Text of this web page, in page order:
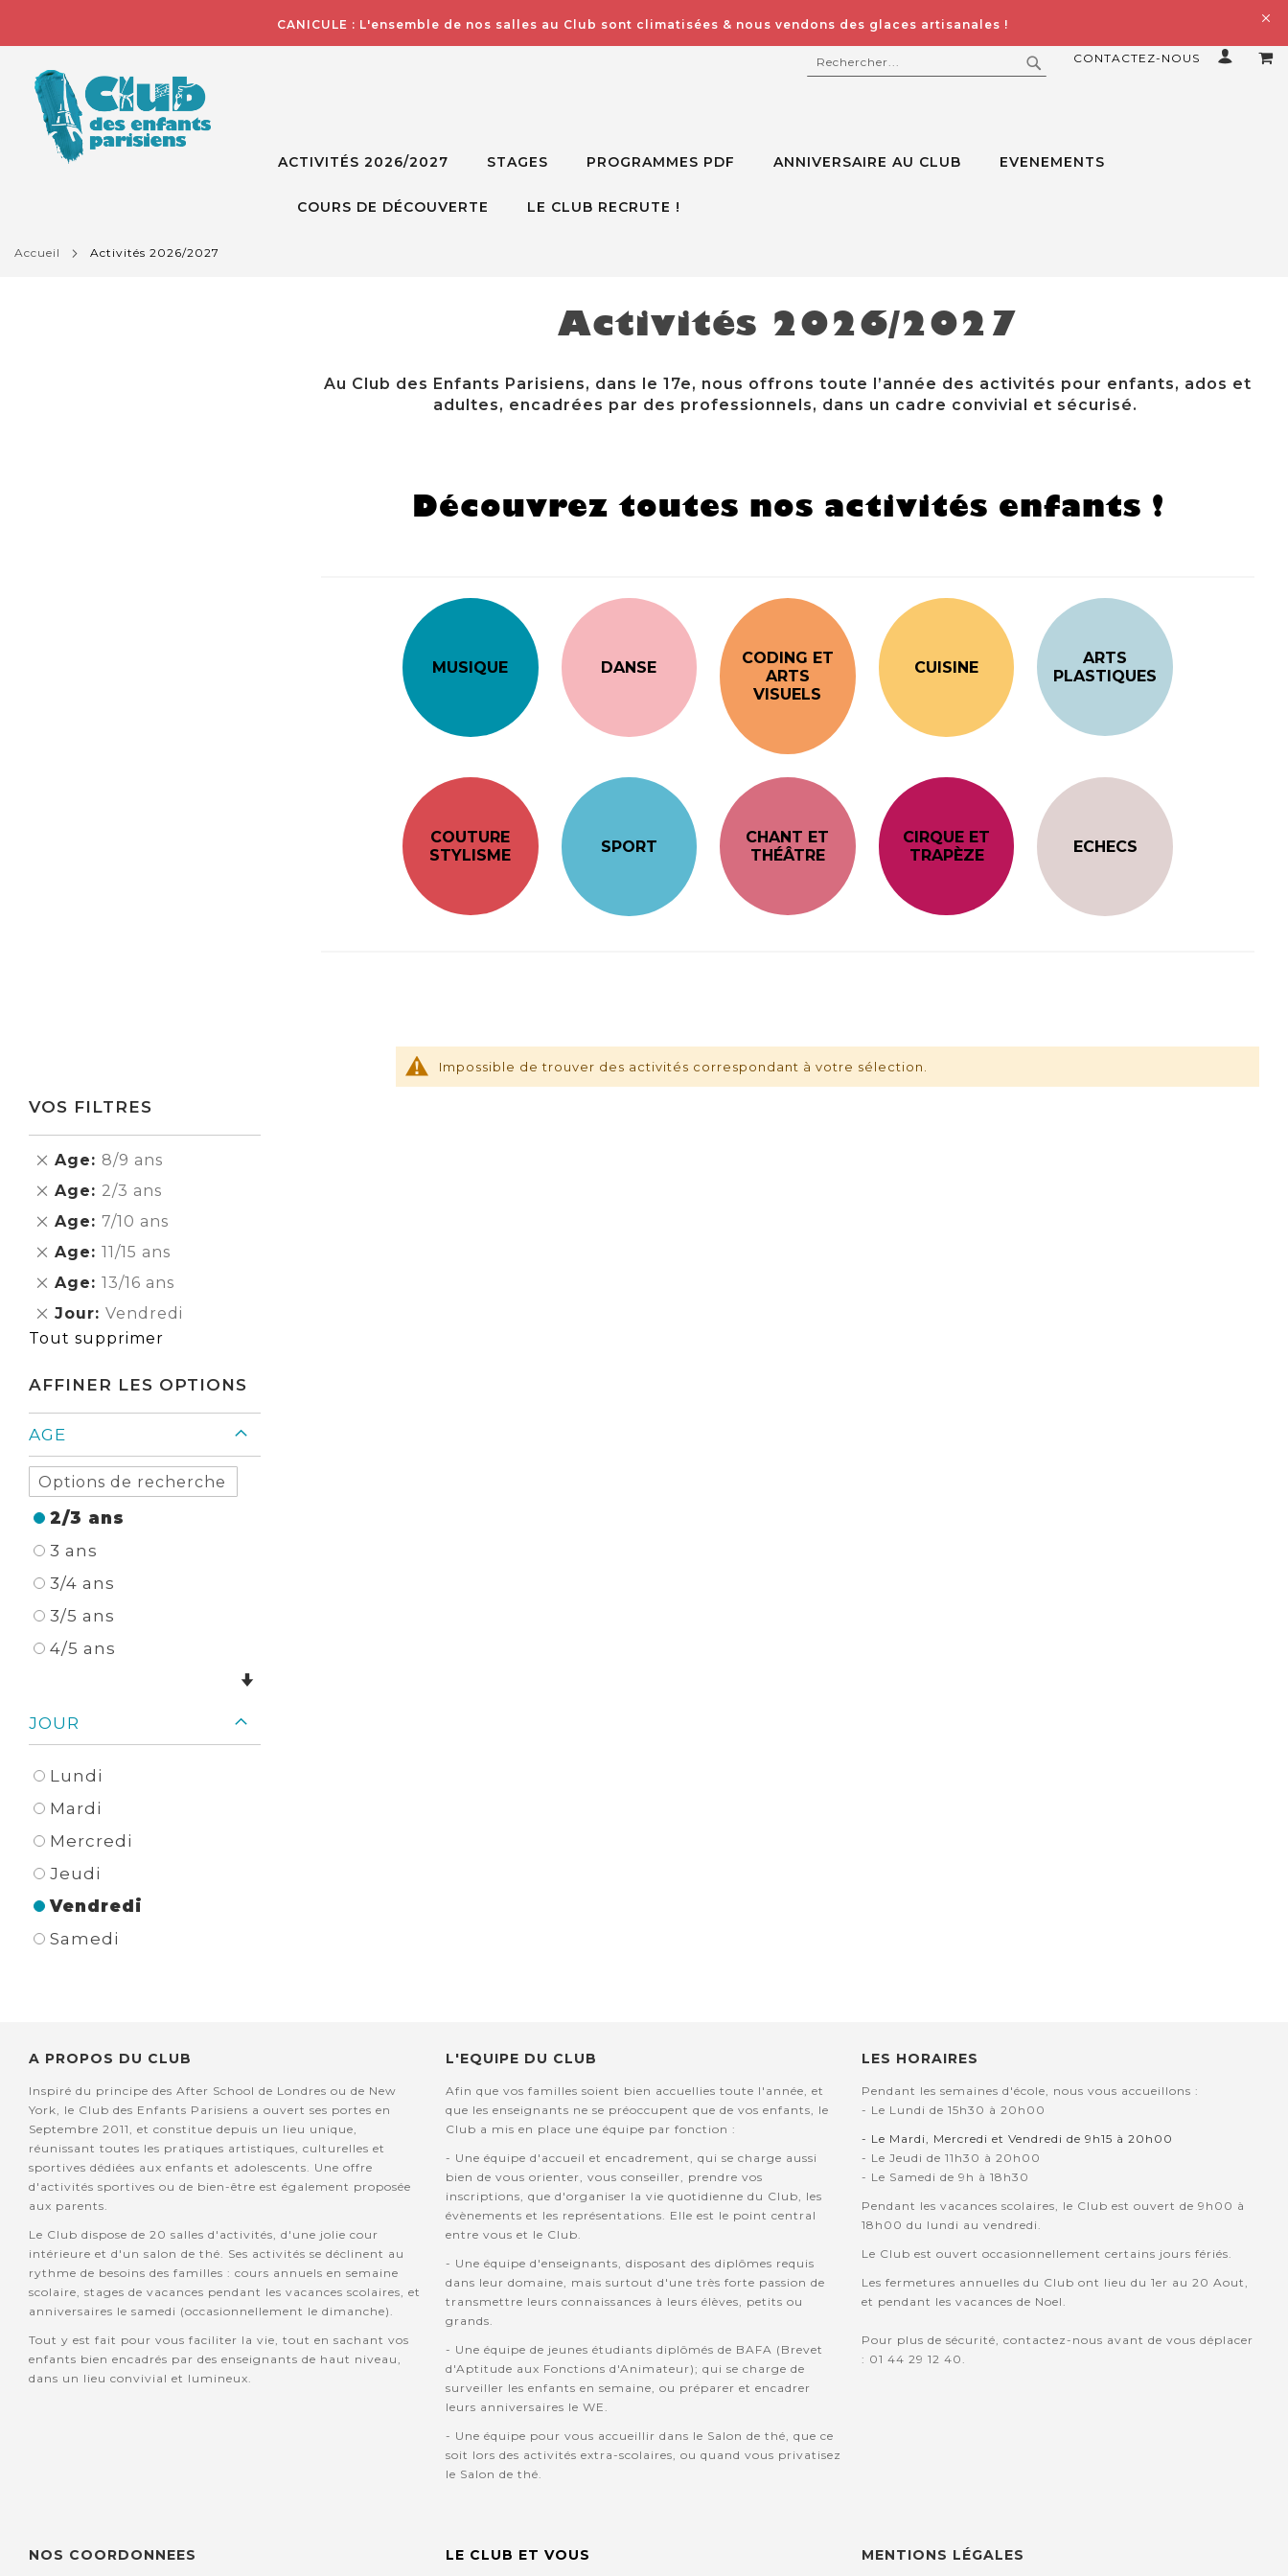
CANICULE : L'ensemble de nos salles au Club sont climatisées & nous vendons des glaces artisanales !
CONTACTEZ-NOUS
RECHERCHER
ACTIVITÉS 2026/2027 STAGES PROGRAMMES PDF ANNIVERSAIRE AU CLUB EVENEMENTS
COURS DE DÉCOUVERTE LE CLUB RECRUTE !
accueil activités 2026/2027
Activités 2026/2027
Au Club des Enfants Parisiens, dans le 17e, nous offrons toute l’année des activités pour enfants, ados et
adultes, encadrées par des professionnels, dans un cadre convivial et sécurisé.
Découvrez toutes nos activités enfants !
MUSIQUE DANSE
CODING ET
ARTS
VISUELS
CUISINE
ARTS
PLASTIQUES
COUTURE
STYLISME
SPORT
CHANT ET
THÉÂTRE
CIRQUE ET
TRAPÈZE
ECHECS
Impossible de trouver des activités correspondant à votre sélection.
VOS FILTRES
Age 8/9 ans
Supprimer
Élément
Age 2/3 ans
Supprimer
Élément
Age 7/10 ans
Supprimer
Élément
Age 11/15 ans
Supprimer
Élément
Age 13/16 ans
Supprimer
Élément
Jour Vendredi
Supprimer
cet
Tout supprimer
AFFINER LES OPTIONS
AGE
2/3 ans
3 ans
3/4 ans
3/5 ans
4/5 ans
JOUR
Lundi
Mardi
Mercredi
Jeudi
Vendredi
Samedi
A PROPOS DU CLUB
Inspiré du principe des After School de Londres ou de New
York, le Club des Enfants Parisiens a ouvert ses portes en
Septembre 2011, et constitue depuis un lieu unique,
réunissant toutes les pratiques artistiques, culturelles et
sportives dédiées aux enfants et adolescents. Une offre
d'activités sportives ou de bien-être est également proposée
aux parents.
Le Club dispose de 20 salles d'activités, d'une jolie cour
intérieure et d'un salon de thé. Ses activités se déclinent au
rythme de besoins des familles : cours annuels en semaine
scolaire, stages de vacances pendant les vacances scolaires, et
anniversaires le samedi (occasionnellement le dimanche).
Tout y est fait pour vous faciliter la vie, tout en sachant vos
enfants bien encadrés par des enseignants de haut niveau,
dans un lieu convivial et lumineux.
L'EQUIPE DU CLUB
Afin que vos familles soient bien accuellies toute l'année, et
que les enseignants ne se préoccupent que de vos enfants, le
Club a mis en place une équipe par fonction :
- Une équipe d'accueil et encadrement, qui se charge aussi
bien de vous orienter, vous conseiller, prendre vos
inscriptions, que d'organiser la vie quotidienne du Club, les
évènements et les représentations. Elle est le point central
entre vous et le Club.
- Une équipe d'enseignants, disposant des diplômes requis
dans leur domaine, mais surtout d'une très forte passion de
transmettre leurs connaissances à leurs élèves, petits ou
grands.
- Une équipe de jeunes étudiants diplômés de BAFA (Brevet
d'Aptitude aux Fonctions d'Animateur); qui se charge de
surveiller les enfants en semaine, ou préparer et encadrer
leurs anniversaires le WE.
- Une équipe pour vous accueillir dans le Salon de thé, que ce
soit lors des activités extra-scolaires, ou quand vous privatisez
le Salon de thé.
LES HORAIRES
Pendant les semaines d'école, nous vous accueillons :
- Le Lundi de 15h30 à 20h00
- Le Mardi, Mercredi et Vendredi de 9h15 à 20h00
- Le Jeudi de 11h30 à 20h00
- Le Samedi de 9h à 18h30
Pendant les vacances scolaires, le Club est ouvert de 9h00 à
18h00 du lundi au vendredi.
Le Club est ouvert occasionnellement certains jours fériés.
Les fermetures annuelles du Club ont lieu du 1er au 20 Aout,
et pendant les vacances de Noel.
Pour plus de sécurité, contactez-nous avant de vous déplacer
: 01 44 29 12 40.
NOS COORDONNEES LE CLUB ET VOUS MENTIONS LÉGALES